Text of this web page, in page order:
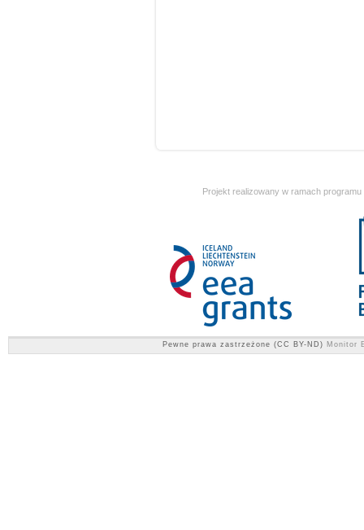
Projekt realizowany w ramach
Pewne prawa zastrzeżone (CC BY-ND) Monitor